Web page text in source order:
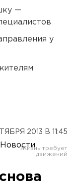
—
у
2013 В 11:45